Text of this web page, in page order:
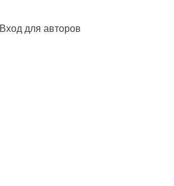
Вход для авторов